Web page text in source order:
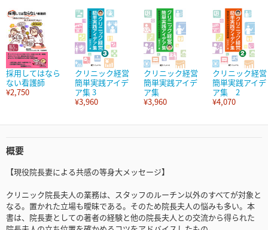
採用してはなら
ない看護師
¥2,750
クリニック経営
簡単実践アイデ
ア集 3
¥3,960
クリニック経営
簡単実践アイデ
ア集
¥3,960
クリニック経営
簡単実践アイデ
ア集 2
¥4,070
概要
【現役院長妻による共感の等身大メッセージ】
クリニック院長夫人の業務は、スタッフのルーチン以外のすべてが対象と
なる。置かれた立場も曖昧である。そのため院長夫人の悩みも多い。本
書は、院長妻としての著者の経験と他の院長夫人との交流から得られた